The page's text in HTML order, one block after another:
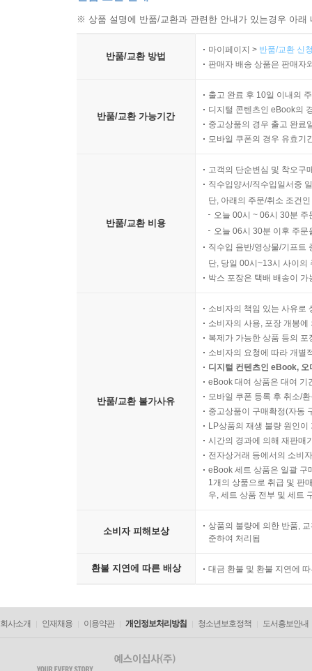
※ 상품 설명에 반품/교환과 관련한 안내가 있는경우 아
반품/교환 방법
마이페이지 > 반품/교환 신
판매자 배송 상품은 판매자
반품/교환 가능기간
출고 완료 후 10일 이내의
디지털 콘텐츠인 eBook의
중고상품의 경우 출고 완료
모바일 쿠폰의 경우 유효기
반품/교환 비용
고객의 단순변심 및 착오구
직수입양서/직수입일서중
단, 아래의 주문/취소 조건
오늘 00시 ~ 06시 30분
오늘 06시 30분 이후 주
직수입 음반/영상물/기프트
단, 당일 00시~13시 사이의
박스 포장은 택배 배송이
반품/교환 불가사유
소비자의 책임 있는 사유로
소비자의 사용, 포장 개봉
복제가 가능한 상품 등의
소비자의 요청에 따라 개별
디지털 컨텐츠인 eBook,
eBook 대여 상품은 대여 기
모바일 쿠폰 등록 후 취소/
중고상품이 구매확정(자동
LP상품의 재생 불량 원인
시간의 경과에 의해 재판매
전자상거래 등에서의 소비
eBook 세트 상품은 일괄 구
1개의 상품으로 취급 및 판
우, 세트 상품 전부 및 세트
소비자 피해보상
상품의 불량에 의한 반품,
준하여 처리됨
환불 지연에 따른 배상 대금 환불 및 환불 지연에
회사소개 인재채용 이용약관 개인정보처리방침 청소년보호정책 도서홍보안내